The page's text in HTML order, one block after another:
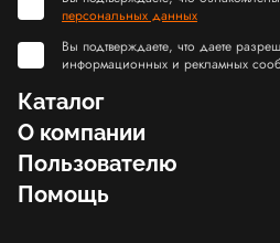
персональных данных
Вы подтверждаете, что даете
информационных и рекламных
Каталог
О компании
Пользователю
Помощь